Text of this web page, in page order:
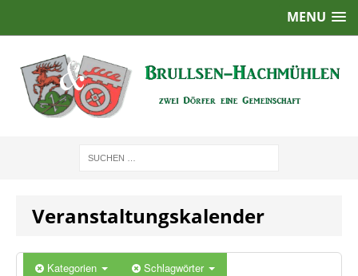
MENU
Veranstaltungskalender
Kategorien Schlagwörter
2:00
5:00